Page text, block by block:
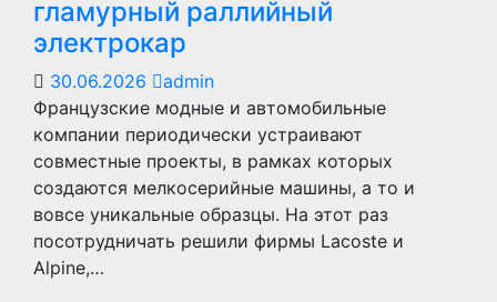
гламурный раллийный
электрокар
30.06.2026
admin
Французские модные и автомобильные
компании периодически устраивают
совместные проекты, в рамках которых
создаются мелкосерийные машины, а то и
вовсе уникальные образцы. На этот раз
посотрудничать решили фирмы Lacoste и
Alpine,…